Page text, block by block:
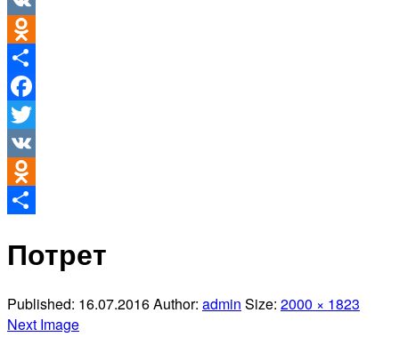
VK
Odnoklassniki
Отправить
Facebook
Twitter
VK
Odnoklassniki
Потрет
Published: 16.07.2016Author: admin Size: 2000 × 1823
Next Image